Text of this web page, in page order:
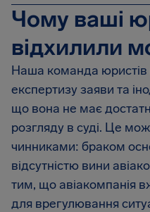
Чому ваші
відхилили
Наша команда
експертизу заяви та
що вона не має
розгляду в суді. Це
чинниками: браком
відсутністю вини
тим, що авіакомпанія
для врегулювання